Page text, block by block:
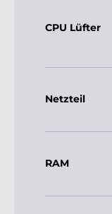
CPU Lüfter
Netzteil
RAM